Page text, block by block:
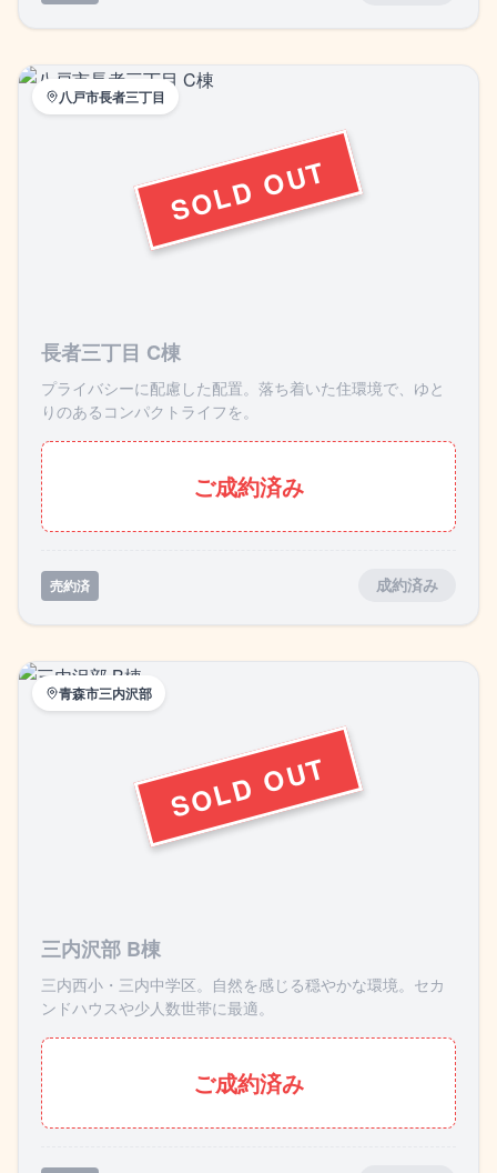
八戸市長者三丁目
長者三丁目 C棟
プライバシーに配慮した配置。落ち着いた住環境で、ゆと
りのあるコンパクトライフを。
ご成約済み
売約済 成約済み
青森市三内沢部
三内沢部 B棟
三内西小・三内中学区。自然を感じる穏やかな環境。セカ
ンドハウスや少人数世帯に最適。
ご成約済み